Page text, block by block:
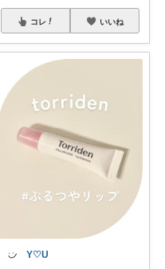
コレ いいね
Y♡U